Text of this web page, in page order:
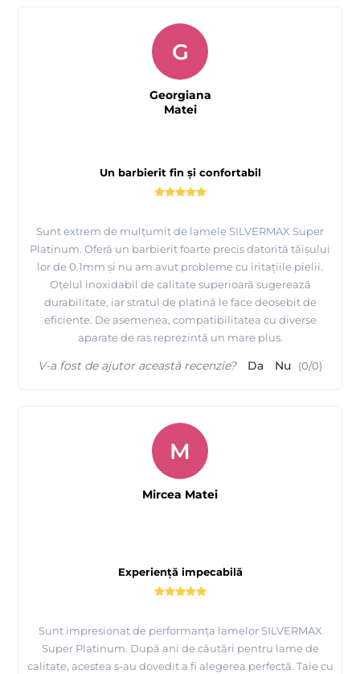
Un barbierit fin și confortabil
Sunt extrem de mulțumit de lamele SILVERMAX Super
Platinum. Oferă un barbierit foarte precis datorită tăișului
lor de 0.1mm și nu am avut probleme cu iritațiile pielii.
Oțelul inoxidabil de calitate superioară sugerează
durabilitate, iar stratul de platină le face deosebit de
eficiente. De asemenea, compatibilitatea cu diverse
aparate de ras reprezintă un mare plus.
G
Georgiana
Matei
V-a fost de ajutor această recenzie? Da Nu (0/0)
Experiență impecabilă
Sunt impresionat de performanța lamelor SILVERMAX
Super Platinum. După ani de căutări pentru lame de
calitate, acestea s-au dovedit a fi alegerea perfectă. Taie cu
M
Mircea Matei